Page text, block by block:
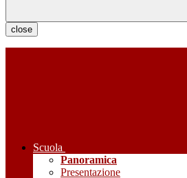
close
Scuola
Panoramica
Presentazione